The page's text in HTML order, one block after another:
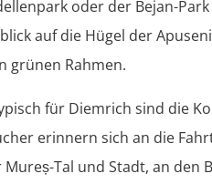
oder der Bejan-
auf die Hügel der
grünen Rahmen.
für Diemrich sind die
erinnern sich an die
Mureș-Tal und Stadt, an den